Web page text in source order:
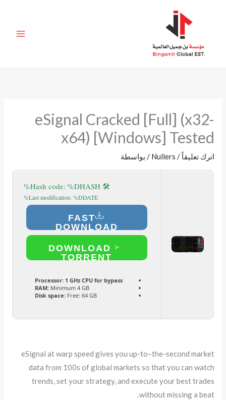
eSignal Cracked [Full] (x32-
x64) [Windows] Tested
اترك تعليقاً/
Nullers / بواسطة
🛠 Hash code: %DHASH%
Last modification: %DDATE%
FAST
DOWNLOAD
DOWNLOAD
TORRENT
Processor:1 GHz CPU for bypass
RAM:Minimum 4 GB
Disk space:Free: 64 GB
eSignal at warp speed gives you up-to–the-second market
data from 100s of global markets so that you can watch
trends, set your strategy, and execute your best trades
without missing a beat.